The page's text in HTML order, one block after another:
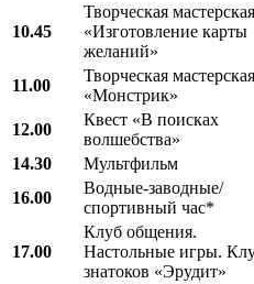
10.45
Творческая мастерская
«Изготовление карты
желаний»
11.00
Творческая мастерская
«Монстрик»
12.00
Квест «В поисках
волшебства»
14.30 Мультфильм
16.00
Водные-заводные/
спортивный час*
17.00
Клуб общения.
Настольные игры.
знатоков «Эрудит»